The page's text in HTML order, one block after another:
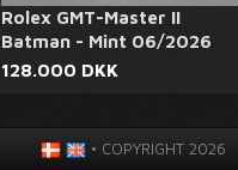
Rolex GMT-Master II
Batman - Mint 06/2026
128.000 DKK
COPYRIGHT 2026
•